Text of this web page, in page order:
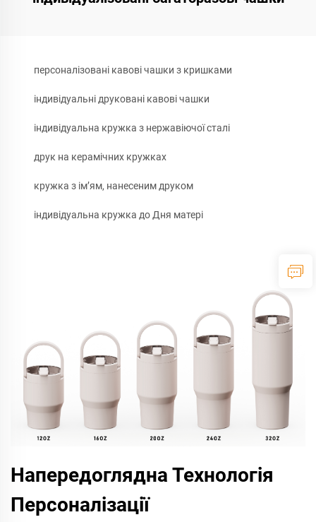
персоналізовані кавові чашки з кришками
індивідуальні друковані кавові чашки
індивідуальна кружка з нержавіючої сталі
друк на керамічних кружках
кружка з ім’ям, нанесеним друком
індивідуальна кружка до Дня матері
Напередоглядна Технологія
Персоналізації